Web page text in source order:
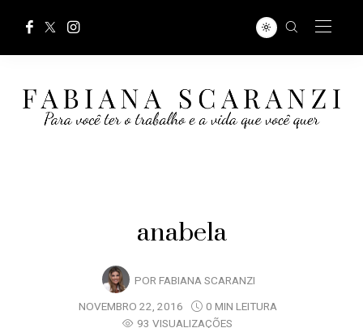
anabela
POR FABIANA SCARANZI
NOVEMBRO 22, 2016
0 MIN LEITURA
93 VISUALIZAÇÕES